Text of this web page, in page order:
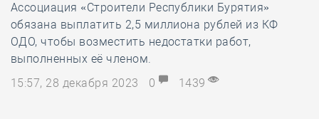
Ассоциация «Строители Республики Бурятия»
обязана выплатить 2,5 миллиона рублей из КФ
ОДО, чтобы возместить недостатки работ,
выполненных её членом.
15:57, 28 декабря 2023
0 1439